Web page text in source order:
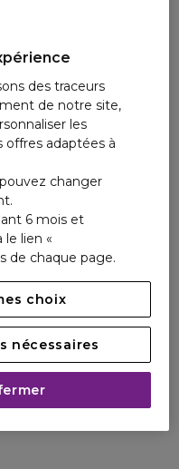
et frictionner.
d’utiliser le Baume
des traceurs
de notre site,
les
offres adaptées à
changer
6 mois et
lien «
de chaque page.
choix
nécessaires